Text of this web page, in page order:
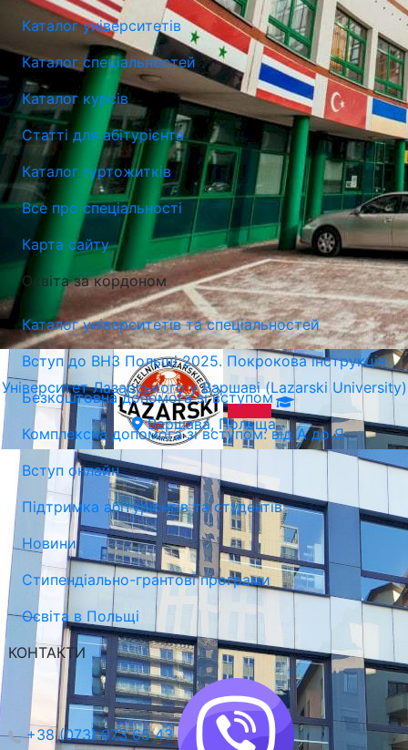
Університет Лазарського у Варшаві (Lazarski University)
Варшава, Польща
Університет Лазарського у Варшаві (Lazarski University)
Варшава, Польща
Каталог університетів
Каталог спеціальностей
Каталог курсів
Статті для абітурієнта
Каталог гуртожитків
Все про спеціальності
Карта сайту
Освіта за кордоном
Каталог університетів та спеціальностей
Вступ до ВНЗ Польщі 2025. Покрокова інструкція
Безкоштовна допомога зі вступом
Комплексна допомога зі вступом: від А до Я
Вступ онлайн
Підтримка абітурієнтів та студентів
Новини
Стипендіально-грантові програми
Освіта в Польщі
КОНТАКТИ
+38 (073) 073 65 43